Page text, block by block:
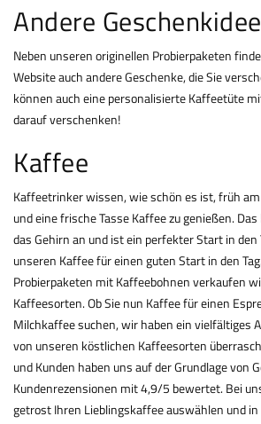
Andere
Neben unseren originellen Probierpaketen
Website auch andere Geschenke, die Sie
können auch eine personalisierte Kaffeetüte
darauf verschenken!
Kaffee
Kaffeetrinker wissen, wie schön es ist, früh
und eine frische Tasse Kaffee zu genießen.
das Gehirn an und ist ein perfekter Start in den
unseren Kaffee für einen guten Start in den
Probierpaketen mit Kaffeebohnen verkaufen
Kaffeesorten. Ob Sie nun Kaffee für einen
Milchkaffee suchen, wir haben ein vielfältiges
von unseren köstlichen Kaffeesorten
und Kunden haben uns auf der Grundlage von
Kundenrezensionen mit 4,9/5 bewertet. Bei
getrost Ihren Lieblingskaffee auswählen und in